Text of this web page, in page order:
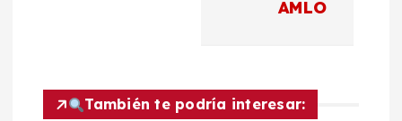
c
AMLO
También te podría interesar: